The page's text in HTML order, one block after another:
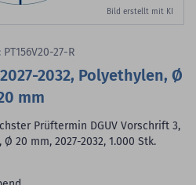
Bild erstellt mit KI
27-R
2032, Polyethylen, Ø
mm
Prüftermin DGUV Vorschrift 3,
20 mm, 2027-2032, 1.000 Stk.